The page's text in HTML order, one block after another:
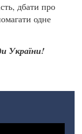
дбати про
одне
України!